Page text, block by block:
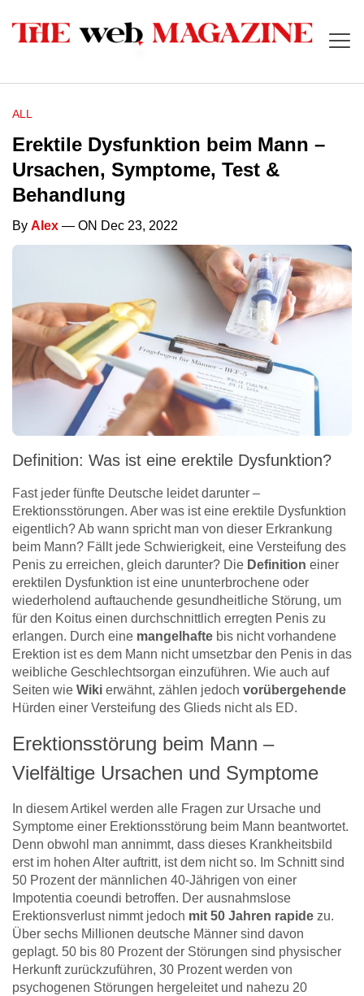
ALL
Erektile Dysfunktion beim Mann –
Ursachen, Symptome, Test &
Behandlung
By Alex — ON Dec 23, 2022
Definition: Was ist eine erektile Dysfunktion?
Fast jeder fünfte Deutsche leidet darunter –
Erektionsstörungen. Aber was ist eine erektile Dysfunktion
eigentlich? Ab wann spricht man von dieser Erkrankung
beim Mann? Fällt jede Schwierigkeit, eine Versteifung des
Penis zu erreichen, gleich darunter? Die Definition einer
erektilen Dysfunktion ist eine ununterbrochene oder
wiederholend auftauchende gesundheitliche Störung, um
für den Koitus einen durchschnittlich erregten Penis zu
erlangen. Durch eine mangelhafte bis nicht vorhandene
Erektion ist es dem Mann nicht umsetzbar den Penis in das
weibliche Geschlechtsorgan einzuführen. Wie auch auf
Seiten wie Wiki erwähnt, zählen jedoch vorübergehende
Hürden einer Versteifung des Glieds nicht als ED.
Erektionsstörung beim Mann –
Vielfältige Ursachen und Symptome
In diesem Artikel werden alle Fragen zur Ursache und
Symptome einer Erektionsstörung beim Mann beantwortet.
Denn obwohl man annimmt, dass dieses Krankheitsbild
erst im hohen Alter auftritt, ist dem nicht so. Im Schnitt sind
50 Prozent der männlichen 40-Jährigen von einer
Impotentia coeundi betroffen. Der ausnahmslose
Erektionsverlust nimmt jedoch mit 50 Jahren rapide zu.
Über sechs Millionen deutsche Männer sind davon
geplagt. 50 bis 80 Prozent der Störungen sind physischer
Herkunft zurückzuführen, 30 Prozent werden von
psychogenen Störungen hergeleitet und nahezu 20